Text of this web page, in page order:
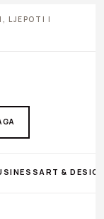
LJEPOTI I
ART &